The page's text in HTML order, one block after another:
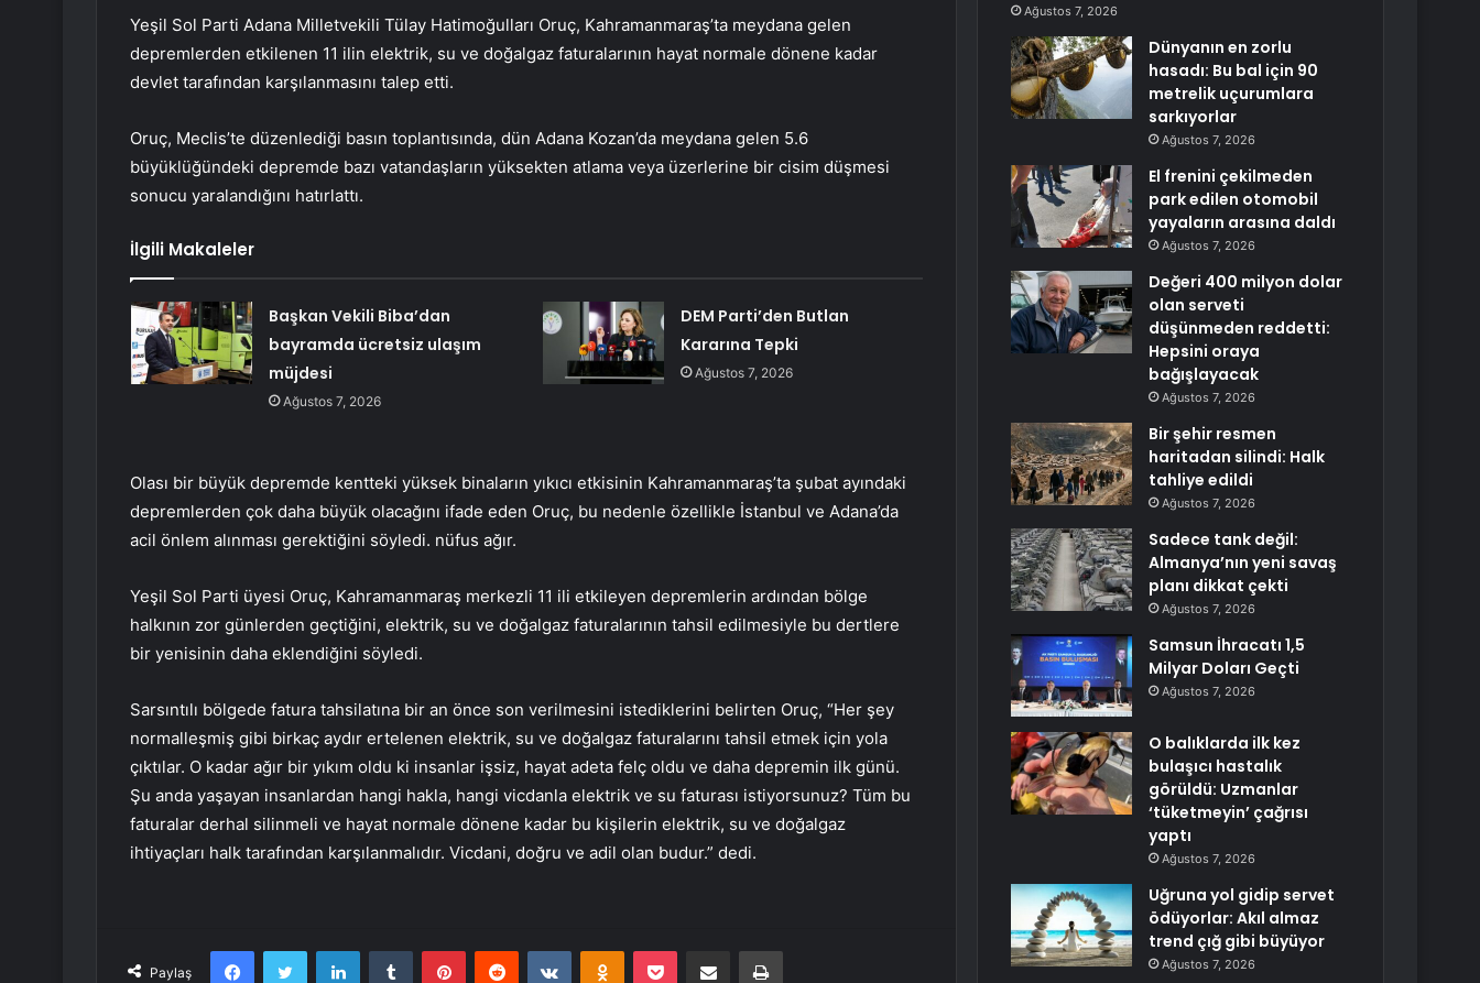
Yeşil Sol Parti Adana Milletvekili Tülay Hatimoğulları Oruç, Kahramanmaraş’ta meydana gelen
depremlerden etkilenen 11 ilin elektrik, su ve doğalgaz faturalarının hayat normale dönene kadar
devlet tarafından karşılanmasını talep etti.
Oruç, Meclis’te düzenlediği basın toplantısında, dün Adana Kozan’da meydana gelen 5.6
büyüklüğündeki depremde bazı vatandaşların yüksekten atlama veya üzerlerine bir cisim düşmesi
sonucu yaralandığını hatırlattı.
İlgili Makaleler
Başkan Vekili Biba’dan
bayramda ücretsiz ulaşım
müjdesi
Ağustos 7, 2026
DEM Parti’den Butlan
Kararına Tepki
Ağustos 7, 2026
Olası bir büyük depremde kentteki yüksek binaların yıkıcı etkisinin Kahramanmaraş’ta şubat ayındaki
depremlerden çok daha büyük olacağını ifade eden Oruç, bu nedenle özellikle İstanbul ve Adana’da
acil önlem alınması gerektiğini söyledi. nüfus ağır.
Yeşil Sol Parti üyesi Oruç, Kahramanmaraş merkezli 11 ili etkileyen depremlerin ardından bölge
halkının zor günlerden geçtiğini, elektrik, su ve doğalgaz faturalarının tahsil edilmesiyle bu dertlere
bir yenisinin daha eklendiğini söyledi.
Sarsıntılı bölgede fatura tahsilatına bir an önce son verilmesini istediklerini belirten Oruç, “Her şey
normalleşmiş gibi birkaç aydır ertelenen elektrik, su ve doğalgaz faturalarını tahsil etmek için yola
çıktılar. O kadar ağır bir yıkım oldu ki insanlar işsiz, hayat adeta felç oldu ve daha depremin ilk günü.
Şu anda yaşayan insanlardan hangi hakla, hangi vicdanla elektrik ve su faturası istiyorsunuz? Tüm bu
faturalar derhal silinmeli ve hayat normale dönene kadar bu kişilerin elektrik, su ve doğalgaz
ihtiyaçları halk tarafından karşılanmalıdır. Vicdani, doğru ve adil olan budur.” dedi.
Paylaş
FacebookTwitter LinkedInTumblr PinterestReddit VKontakteOdnoklassniki
Pocket E-Posta ile paylaş Yazdır
Ağustos 7, 2026
Dünyanın en zorlu
hasadı: Bu bal için 90
metrelik uçurumlara
sarkıyorlar
Ağustos 7, 2026
El frenini çekilmeden
park edilen otomobil
yayaların arasına daldı
Ağustos 7, 2026
Değeri 400 milyon dolar
olan serveti
düşünmeden reddetti:
Hepsini oraya
bağışlayacak
Ağustos 7, 2026
Bir şehir resmen
haritadan silindi: Halk
tahliye edildi
Ağustos 7, 2026
Sadece tank değil:
Almanya’nın yeni savaş
planı dikkat çekti
Ağustos 7, 2026
Samsun İhracatı 1,5
Milyar Doları Geçti
Ağustos 7, 2026
O balıklarda ilk kez
bulaşıcı hastalık
görüldü: Uzmanlar
‘tüketmeyin’ çağrısı
yaptı
Ağustos 7, 2026
Uğruna yol gidip servet
ödüyorlar: Akıl almaz
trend çığ gibi büyüyor
Ağustos 7, 2026